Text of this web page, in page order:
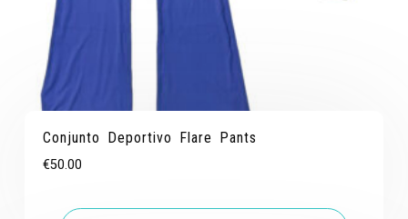
Conjunto Deportivo Flare Pants
€50.00